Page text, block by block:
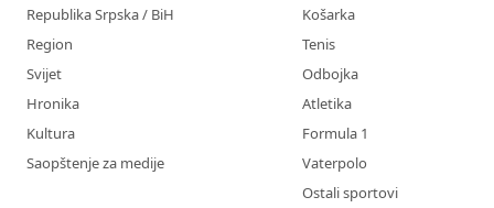
Republika Srpska / BiH
Region
Svijet
Hronika
Kultura
Saopštenje za medije
Košarka
Tenis
Odbojka
Atletika
Formula 1
Vaterpolo
Ostali sportovi